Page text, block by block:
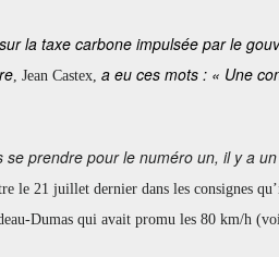
la taxe carbone impulsée par le
, Jean Castex, a eu ces mots : « Une
se prendre pour le numéro un, il y a
le 21 juillet dernier dans les consignes
Dumas qui avait promu les 80 km/h